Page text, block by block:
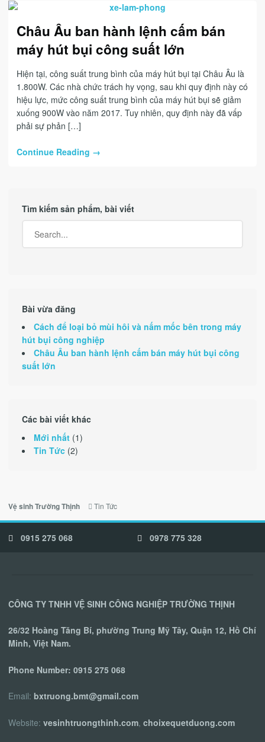
Châu Âu ban hành lệnh cấm bán
máy hút bụi công suất lớn
Hiện tại, công suất trung bình của máy hút bụi tại Châu Âu là
1.800W. Các nhà chức trách hy vọng, sau khi quy định này có
hiệu lực, mức công suất trung bình của máy hút bụi sẽ giảm
xuống 900W vào năm 2017. Tuy nhiên, quy định này đã vấp
phải sự phản […]
Continue Reading →
Tìm kiếm sản phẩm, bài viết
Bài vừa đăng
Cách để loại bỏ mùi hôi và nấm mốc bên trong máy
hút bụi công nghiệp
Châu Âu ban hành lệnh cấm bán máy hút bụi công
suất lớn
Các bài viết khác
Mới nhất(1)
Tin Tức(2)
Vệ sinh Trường Thịnh Tin Tức
0915 275 068 0978 775 328
CÔNG TY TNHH VỆ SINH CÔNG NGHIỆP TRƯỜNG THỊNH
26/32 Hoàng Tăng Bí, phường Trung Mỹ Tây, Quận 12, Hồ Chí
Minh, Việt Nam.
Phone Number: 0915 275 068
Email: bxtruong.bmt@gmail.com
Website: vesinhtruongthinh.com, choixequetduong.com